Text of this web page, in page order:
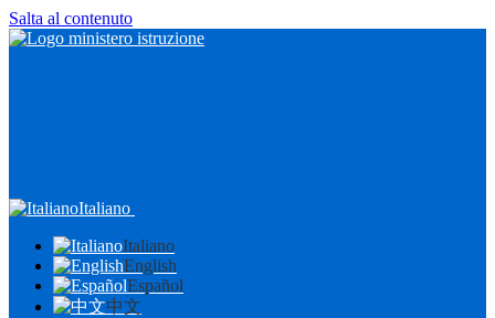
Salta al contenuto
Italiano
Italiano
English
Español
中文